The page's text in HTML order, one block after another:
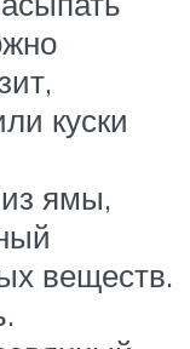
куски
ямы,
веществ.